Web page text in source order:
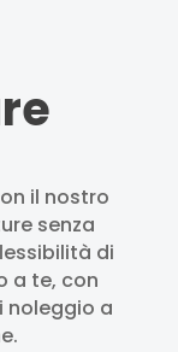
il nostro
senza
di
a te, con
noleggio a